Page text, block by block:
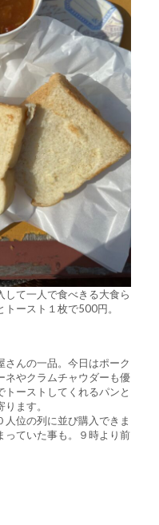
て一人で食べきる大食ら
ースト１枚で500円。
さんの一品。今日はポーク
ネやクラムチャウダーも優
トーストしてくれるパンと
ます。
位の列に並び購入できま
っていた事も。９時より前